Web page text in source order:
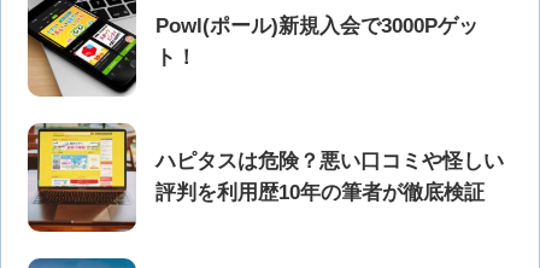
Powl(ポール)新規入会で3000Pゲッ
ト！
ハピタスは危険？悪い口コミや怪しい
評判を利用歴10年の筆者が徹底検証